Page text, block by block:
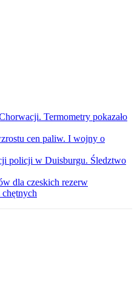
Termometry pokazało
cen paliw. I wojny o
policji w Duisburgu. Śledztwo
dla czeskich rezerw